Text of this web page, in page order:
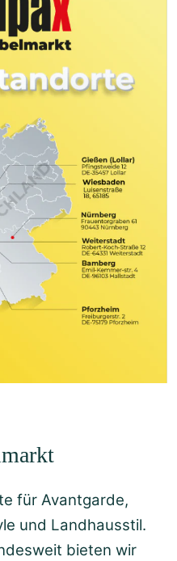
für Avantgarde,
und Landhausstil.
bieten wir